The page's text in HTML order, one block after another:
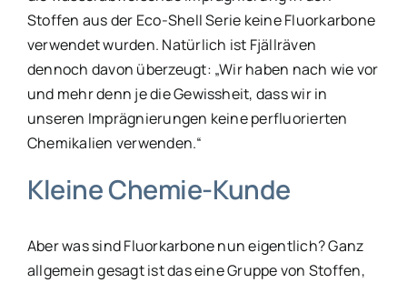
Stoffen aus der Eco-Shell Serie keine Fluorkarbone
verwendet wurden. Natürlich ist Fjällräven
dennoch davon überzeugt: „Wir haben nach wie vor
und mehr denn je die Gewissheit, dass wir in
unseren Imprägnierungen keine perfluorierten
Chemikalien verwenden.“
Kleine Chemie-Kunde
Aber was sind Fluorkarbone nun eigentlich? Ganz
allgemein gesagt ist das eine Gruppe von Stoffen,